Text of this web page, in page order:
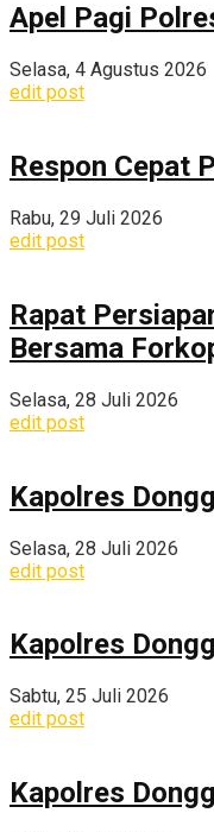
Apel Pagi
Selasa, 4 Agustus 2026
edit post
Respon Cepat
Rabu, 29 Juli 2026
edit post
Rapat
Bersama
Selasa, 28 Juli 2026
edit post
Kapolres
Selasa, 28 Juli 2026
edit post
Kapolres
Sabtu, 25 Juli 2026
edit post
Kapolres